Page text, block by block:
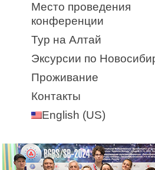
Место проведения
конференции
Тур на Алтай
Эксурсии по
Проживание
Контакты
English (US)